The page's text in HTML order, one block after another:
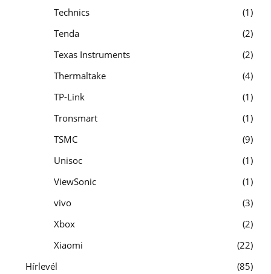
Technics
1
Tenda
2
Texas Instruments
2
Thermaltake
4
TP-Link
1
Tronsmart
1
TSMC
9
Unisoc
1
ViewSonic
1
vivo
3
Xbox
2
Xiaomi
22
Hírlevél
85